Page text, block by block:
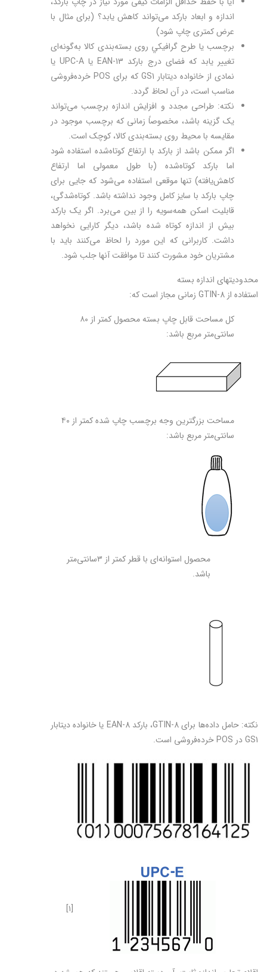
اندازه و ابعاد بارکد می‌تواند کاهش یابد؟ (برای مثال با
عرض کمتری چاپ شود)
برچسب يا طرح گرافيكي روی بسته‌بندی کالا به‌گونه‌ای
تغییر یابد که فضای درج بارکد EAN-13 یا UPC-A یا
نمادی از خانواده ديتابار GS1 كه برای POS‌ خرده‌فروشی
مناسب است، در آن لحاظ گردد.
نکته: طراحی مجدد و افزایش اندازه برچسب می‌­تواند
یک گزینه باشد، مخصوصاً زمانی که برچسب موجود در
مقایسه با محیط روی بسته‌بندی کالا، کوچک است.
اگر ممكن باشد از بارکد با ارتفاع کوتاه‌شده استفاده شود
اما بارکد کوتاه‌شده (با طول معمولی اما ارتفاع
کاهش‌یافته) تنها موقعی استفاده می‌شود که جایی برای
چاپ بارکد با سایز کامل وجود نداشته باشد. کوتاه‌شدگی،
قابلیت اسكن همه‌سویه را از بین می‌برد. اگر یک بارکد
بیش از اندازه کوتاه‌ شده باشد، دیگر کارایی نخواهد
داشت. کاربرانی که این مورد را لحاظ می‌کنند باید با
مشتریان خود مشورت کنند تا موافقت آنها جلب شود.
محدودیت­های اندازه بسته
استفاده از GTIN-8 زمانی مجاز است که:
کل مساحت قابل چاپ بسته محصول کمتر از ۸۰
سانتی‌متر مربع باشد:
مساحت بزرگترین وجه برچسب چاپ شده کمتر از ۴۰
سانتی‌متر مربع باشد:
محصول استوانه‌ای با قطر کمتر از ۳سانتی‌متر
باشد.
نکته: حامل داده‌ها برای GTIN-8، بارکد EAN-8 یا خانواده ديتابار
GS1 در POS خرده‌فروشی است.
[۱]